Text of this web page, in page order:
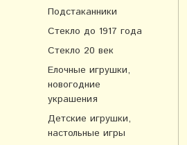
Подстаканники
Стекло до 1917 года
Стекло 20 век
Елочные игрушки,
новогодние
украшения
Детские игрушки,
настольные игры